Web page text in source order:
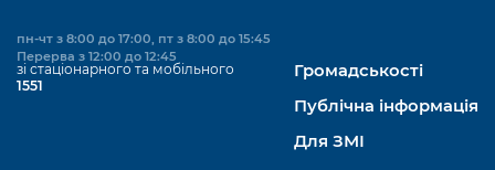
пн-чт з 8:00 до 17:00, пт з 8:00 до 15:45
Перерва з 12:00 до 12:45
зі стаціонарного та мобільного
1551
Громадськості
Публічна інформація
Для ЗМІ